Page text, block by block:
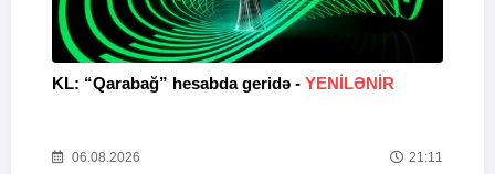
KL: “Qarabağ” hesabda geridə - YENİLƏNİR
06.08.2026 21:11